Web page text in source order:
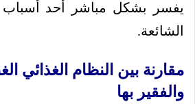
يفسر بشكل مباشر أحد أسباب
الشائعة.
مقارنة بين النظام الغذائي
والفقير بها